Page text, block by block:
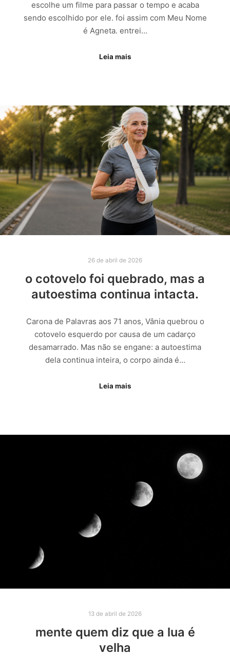
escolhe um filme para passar o tempo e acaba
sendo escolhido por ele. foi assim com Meu Nome
é Agneta. entrei…
Leia mais
26 de abril de 2026
o cotovelo foi quebrado, mas a
autoestima continua intacta.
Carona de Palavras aos 71 anos, Vânia quebrou o
cotovelo esquerdo por causa de um cadarço
desamarrado. Mas não se engane: a autoestima
dela continua inteira, o corpo ainda é…
Leia mais
13 de abril de 2026
mente quem diz que a lua é
velha